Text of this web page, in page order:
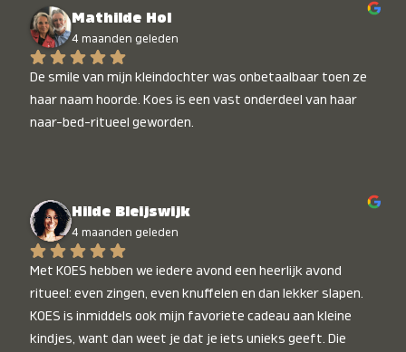
Mathilde Hol
4 maanden geleden
De smile van mijn kleindochter was onbetaalbaar toen ze
haar naam hoorde. Koes is een vast onderdeel van haar
naar-bed-ritueel geworden.
Hilde Bleijswijk
4 maanden geleden
Met KOES hebben we iedere avond een heerlijk avond
ritueel: even zingen, even knuffelen en dan lekker slapen.
KOES is inmiddels ook mijn favoriete cadeau aan kleine
kindjes, want dan weet je dat je iets unieks geeft. Die